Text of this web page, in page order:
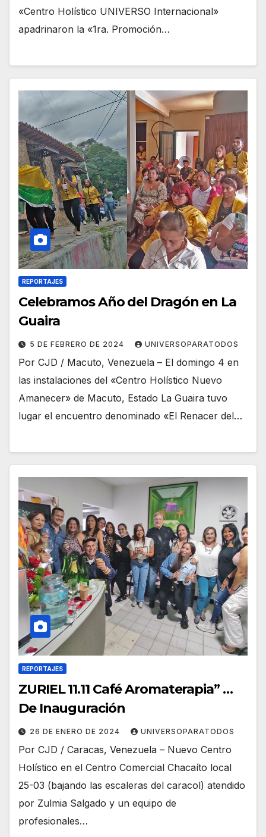
«Centro Holístico UNIVERSO Internacional»
apadrinaron la «1ra. Promoción…
REPORTAJES
Celebramos Año del Dragón en La
Guaira
5 DE FEBRERO DE 2024 UNIVERSOPARATODOS
Por CJD / Macuto, Venezuela – El domingo 4 en
las instalaciones del «Centro Holístico Nuevo
Amanecer» de Macuto, Estado La Guaira tuvo
lugar el encuentro denominado «El Renacer del…
REPORTAJES
ZURIEL 11.11 Café Aromaterapia” …
De Inauguración
26 DE ENERO DE 2024 UNIVERSOPARATODOS
Por CJD / Caracas, Venezuela – Nuevo Centro
Holístico en el Centro Comercial Chacaíto local
25-03 (bajando las escaleras del caracol) atendido
por Zulmia Salgado y un equipo de
profesionales…